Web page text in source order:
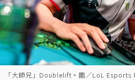
「大師兄」Doublelift。圖／LoL